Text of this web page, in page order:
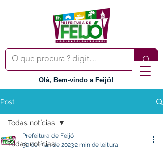
Olá, Bem-vindo a Feijó!
Post
Todas notícias
Todas notícias
Prefeitura de Feijó
30 de mar. de 20232 min de leitura